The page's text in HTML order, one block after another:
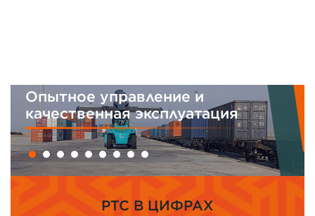
Опытное управление и
качественная эксплуатация
PTC В ЦИФРАХ